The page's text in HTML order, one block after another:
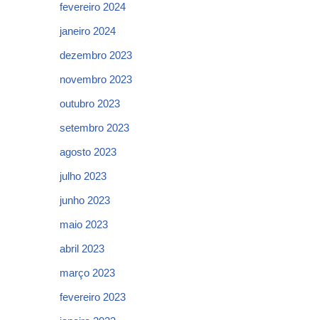
fevereiro 2024
janeiro 2024
dezembro 2023
novembro 2023
outubro 2023
setembro 2023
agosto 2023
julho 2023
junho 2023
maio 2023
abril 2023
março 2023
fevereiro 2023